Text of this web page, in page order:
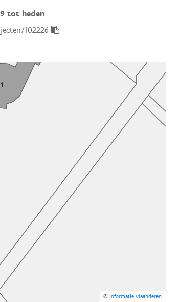
tot heden
102226
©Informatie Vlaanderen